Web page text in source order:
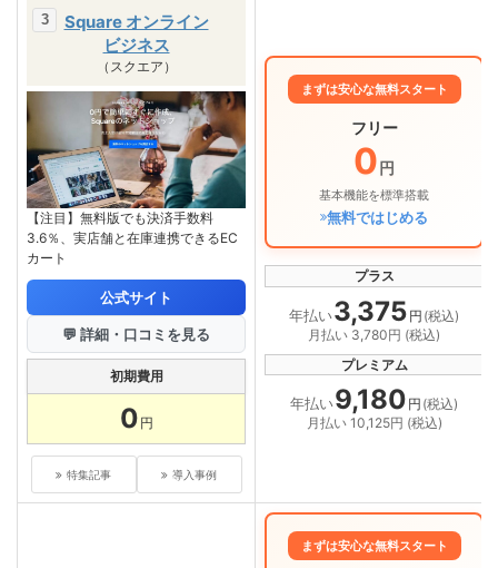
Square オンライン
ビジネス
（スクエア）
【注目】無料版でも決済手数料
3.6％、実店舗と在庫連携できるEC
カート
公式サイト
💬 詳細・口コミを見る
初期費用
0 円
特集記事 導入事例
まずは安心な無料スタート
フリー
0円
基本機能を標準搭載
無料ではじめる
プラス
年払い3,375 円 (税込)
月払い 3,780円 (税込)
プレミアム
年払い9,180 円 (税込)
月払い 10,125円 (税込)
まずは安心な無料スタート